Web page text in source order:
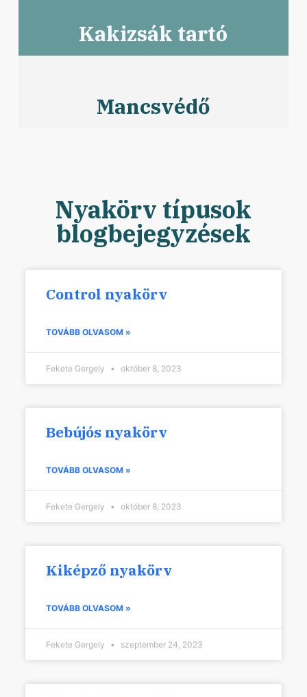
Kakizsák tartó
Mancsvédő
Nyakörv típusok
blogbejegyzések
Control nyakörv
TOVÁBB OLVASOM »
Fekete Gergely október 8, 2023
Bebújós nyakörv
TOVÁBB OLVASOM »
Fekete Gergely október 8, 2023
Kiképző nyakörv
TOVÁBB OLVASOM »
Fekete Gergely szeptember 24, 2023